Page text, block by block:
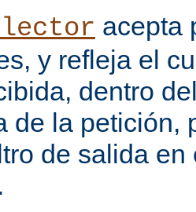
acepta
y refleja el
dentro
de la petición,
de salida